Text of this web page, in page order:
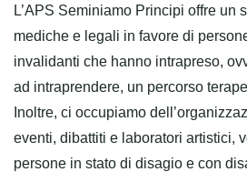
L’APS Seminiamo Principi offre un
mediche e legali in favore di
invalidanti che hanno intrapreso,
ad intraprendere, un percorso
Inoltre, ci occupiamo
eventi, dibattiti e laboratori artistici,
persone in stato di disagio e con